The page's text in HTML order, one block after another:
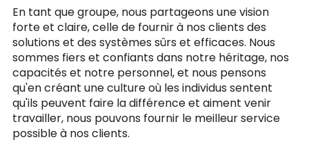
En tant que groupe, nous partageons une vision
forte et claire, celle de fournir à nos clients des
solutions et des systèmes sûrs et efficaces. Nous
sommes fiers et confiants dans notre héritage, nos
capacités et notre personnel, et nous pensons
qu'en créant une culture où les individus sentent
qu'ils peuvent faire la différence et aiment venir
travailler, nous pouvons fournir le meilleur service
possible à nos clients.